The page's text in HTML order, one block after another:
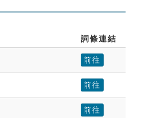
詞條連結
前往
前往
前往